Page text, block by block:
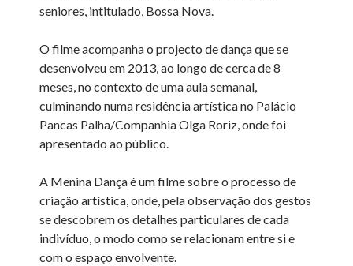
seniores, intitulado, Bossa Nova.
O filme acompanha o projecto de dança que se
desenvolveu em 2013, ao longo de cerca de 8
meses, no contexto de uma aula semanal,
culminando numa residência artística no Palácio
Pancas Palha/Companhia Olga Roriz, onde foi
apresentado ao público.
A Menina Dança é um filme sobre o processo de
criação artística, onde, pela observação dos gestos
se descobrem os detalhes particulares de cada
indivíduo, o modo como se relacionam entre si e
com o espaço envolvente.